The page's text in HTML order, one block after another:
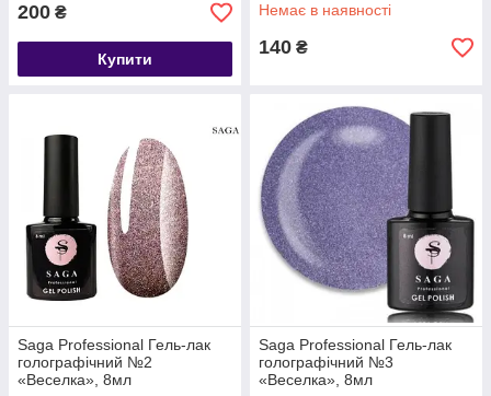
200 ₴
Купити
Немає в наявності
140 ₴
Saga Professional Гель-лак
голографічний №2
«Веселка», 8мл
Saga Professional Гель-лак
голографічний №3
«Веселка», 8мл